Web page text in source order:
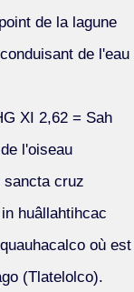
de la lagune
de l'eau
XI 2,62 = Sah
l'oiseau
cruz
huâllahtihcac
où est
(Tlatelolco).